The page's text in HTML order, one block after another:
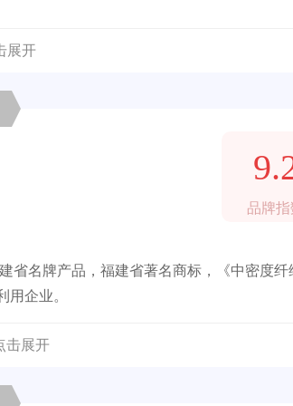
展开
品牌指
省名牌产品，福建省著名商标，《中密度纤
企业。
击展开